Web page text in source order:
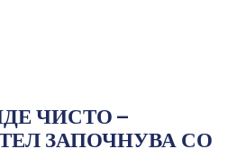
ЧИСТО –
ЗАПОЧНУВА СО